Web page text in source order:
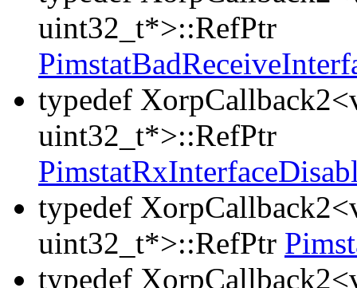
uint32_t*>::RefPtr
typedef
uint32_t*>::RefPtr
typedef
uint32_t*>::RefPtr
typedef